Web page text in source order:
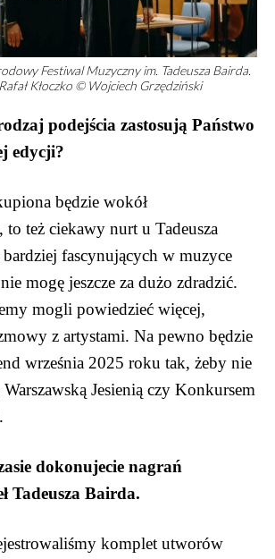
Festiwal Muzyczny im. Tadeusza Bairda.
Kłoczko © Wojciech Grzędziński
podejścia zastosują Państwo
edycji?
będzie wokół
to też ciekawy nurt u Tadeusza
fascynujących w muzyce
mogę jeszcze za dużo zdradzić.
mogli powiedzieć więcej,
z artystami. Na pewno będzie
września 2025 roku tak, żeby nie
Jesienią czy Konkursem
dokonujecie nagrań
Tadeusza Bairda.
komplet utworów